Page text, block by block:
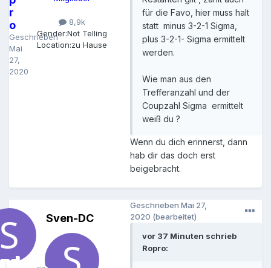
r
o
Geschrieben
Mai
27,
2020
8,9k
Gender:Not Telling
Location:zu Hause
für die Favo, hier muss halt
statt minus 3-2-1 Sigma,
plus 3-2-1- Sigma ermittelt
werden.
Wie man aus den
Trefferanzahl und der
Coupzahl Sigma ermittelt
weiß du ?
Wenn du dich erinnerst, dann
hab dir das doch erst
beigebracht.
Sven-DC
Geschrieben Mai 27,
2020 (bearbeitet)
vor 37 Minuten schrieb
Ropro: